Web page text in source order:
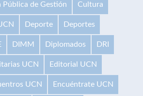
Pública de Gestión Cultura
Deporte Deportes
DIMM Diplomados DRI
UCN Editorial UCN
UCN Encuéntrate UCN